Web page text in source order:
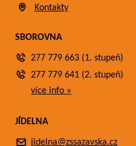
Kontakty
SBOROVNA
277 779 663 (1. stupeň)
277 779 641 (2. stupeň)
více info »
JÍDELNA
jidelna@zssazavska.cz